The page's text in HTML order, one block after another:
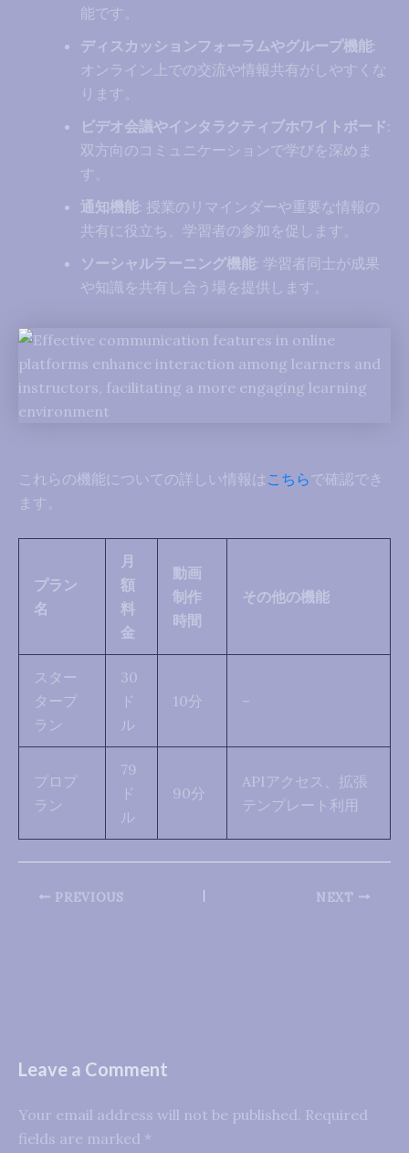
能です。
ディスカッションフォーラムやグループ機能:
オンライン上での交流や情報共有がしやすくな
ります。
ビデオ会議やインタラクティブホワイトボード:
双方向のコミュニケーションで学びを深めま
す。
通知機能: 授業のリマインダーや重要な情報の
共有に役立ち、学習者の参加を促します。
ソーシャルラーニング機能: 学習者同士が成果
や知識を共有し合う場を提供します。
これらの機能についての詳しい情報は こちらで確認でき
ます。
プラン
名
月
額
料
金
動画
制作
時間
その他の機能
スター
タープ
ラン
30
ド
ル
10分 –
プロプ
ラン
79
ド
ル
90分
APIアクセス、拡張
テンプレート利用
PREVIOUS NEXT
Leave a Comment
Your email address will not be published. Required
fields are marked *